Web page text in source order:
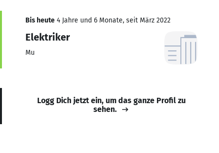
Bis heute 4 Jahre und 6 Monate, seit März 2022
Elektriker
Mu
Logg Dich jetzt ein, um das ganze Profil zu
sehen.